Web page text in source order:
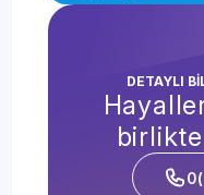
DETAYLI
birlikte